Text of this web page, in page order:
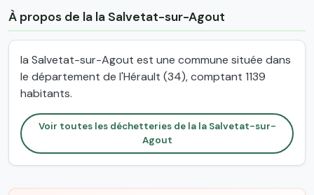
À propos de la la Salvetat-sur-Agout
la Salvetat-sur-Agout est une commune située dans
le département de l'Hérault (34), comptant 1139
habitants.
Voir toutes les déchetteries de la la Salvetat-sur-
Agout